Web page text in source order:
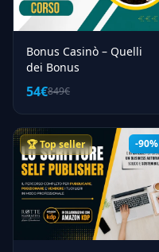
Leadership
Lifestyle
Lingue
Linkedin
Marketing
Matched Betting
Metodi Di Studio
Metodo Di Scrittura
Bonus Casinò – Quelli
dei Bonus
54€849€
-90%
🏆 Top seller